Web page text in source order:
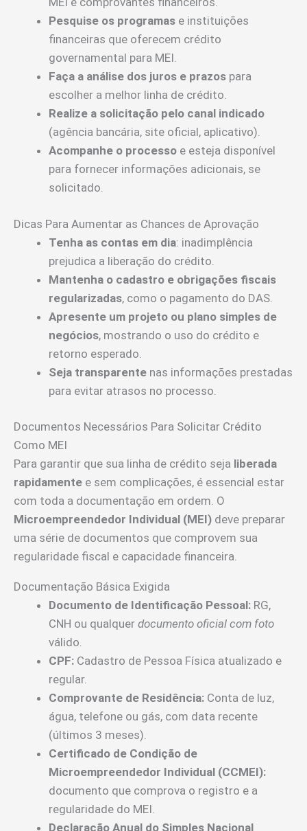
Pesquise os programas e instituições
financeiras que oferecem crédito
governamental para MEI.
Faça a análise dos juros e prazos para
escolher a melhor linha de crédito.
Realize a solicitação pelo canal indicado
(agência bancária, site oficial, aplicativo).
Acompanhe o processo e esteja disponível
para fornecer informações adicionais, se
solicitado.
Dicas Para Aumentar as Chances de Aprovação
Tenha as contas em dia: inadimplência
prejudica a liberação do crédito.
Mantenha o cadastro e obrigações fiscais
regularizadas, como o pagamento do DAS.
Apresente um projeto ou plano simples de
negócios, mostrando o uso do crédito e
retorno esperado.
Seja transparente nas informações prestadas
para evitar atrasos no processo.
Documentos Necessários Para Solicitar Crédito
Como MEI
Para garantir que sua linha de crédito seja liberada
rapidamente e sem complicações, é essencial estar
com toda a documentação em ordem. O
Microempreendedor Individual (MEI) deve preparar
uma série de documentos que comprovem sua
regularidade fiscal e capacidade financeira.
Documentação Básica Exigida
Documento de Identificação Pessoal: RG,
CNH ou qualquer documento oficial com foto
válido.
CPF: Cadastro de Pessoa Física atualizado e
regular.
Comprovante de Residência: Conta de luz,
água, telefone ou gás, com data recente
(últimos 3 meses).
Certificado de Condição de
Microempreendedor Individual (CCMEI):
documento que comprova o registro e a
regularidade do MEI.
Declaração Anual do Simples Nacional